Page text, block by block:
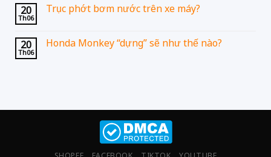
20
Th06
Trục phớt bơm nước trên xe máy?
20
Th06
Honda Monkey “dựng” sẽ như thế nào?